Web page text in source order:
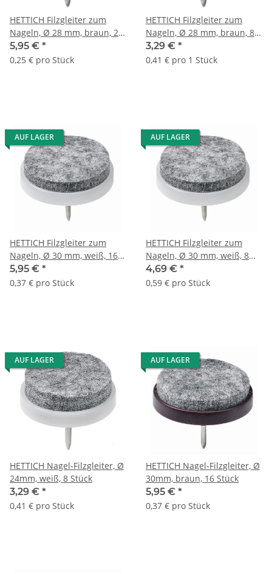
HETTICH Filzgleiter zum
Nageln, Ø 28 mm, braun, 24
Stück
5,95 € *
0,25 € pro Stück
HETTICH Filzgleiter zum
Nageln, Ø 28 mm, braun, 8
Stück
3,29 € *
0,41 € pro 1 Stück
AUF LAGER
HETTICH Filzgleiter zum
Nageln, Ø 30 mm, weiß, 16
Stück
5,95 € *
0,37 € pro Stück
AUF LAGER
HETTICH Filzgleiter zum
Nageln, Ø 30 mm, weiß, 8
Stück
4,69 € *
0,59 € pro Stück
AUF LAGER
HETTICH Nagel-Filzgleiter, Ø
24mm, weiß, 8 Stück
3,29 € *
0,41 € pro Stück
AUF LAGER
HETTICH Nagel-Filzgleiter, Ø
30mm, braun, 16 Stück
5,95 € *
0,37 € pro Stück